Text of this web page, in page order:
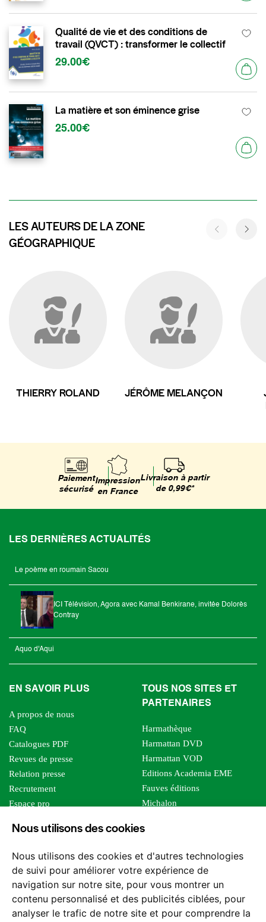
Nous utilisons des cookies
Nous utilisons des cookies et d'autres technologies
de suivi pour améliorer votre expérience de
navigation sur notre site, pour vous montrer un
contenu personnalisé et des publicités ciblées, pour
analyser le trafic de notre site et pour comprendre la
Qualité de vie et des conditions de
travail (QVCT) : transformer le collectif
29.00€
La matière et son éminence grise
25.00€
LES AUTEURS DE LA ZONE
GÉOGRAPHIQUE
THIERRY ROLAND JÉRÔME MELANÇON
Paiement
sécurisé
Impression
en France
Livraison à partir
de 0,99€*
LES DERNIÈRES ACTUALITÉS
Le poème en roumain Sacou
ICI Télévision, Agora avec Kamal Benkirane, invitée Dolorès
Contray
Aquo d'Aqui
EN SAVOIR PLUS
A propos de nous
FAQ
Catalogues PDF
Revues de presse
Relation presse
Recrutement
Espace pro
Foreign rights
TOUS NOS SITES ET
PARTENAIRES
Harmathèque
Harmattan DVD
Harmattan VOD
Editions Academia EME
Fauves éditions
Michalon
Editions Sutton
Les impliqués
Tous les éditeurs
Nos structures